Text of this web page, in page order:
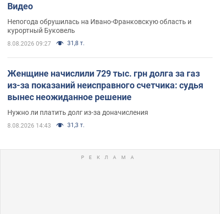
Видео
Непогода обрушилась на Ивано-Франковскую область и
курортный Буковель
8.08.2026 09:27 31,8 т.
Женщине начислили 729 тыс. грн долга за газ
из-за показаний неисправного счетчика: судья
вынес неожиданное решение
Нужно ли платить долг из-за доначисления
8.08.2026 14:43 31,3 т.